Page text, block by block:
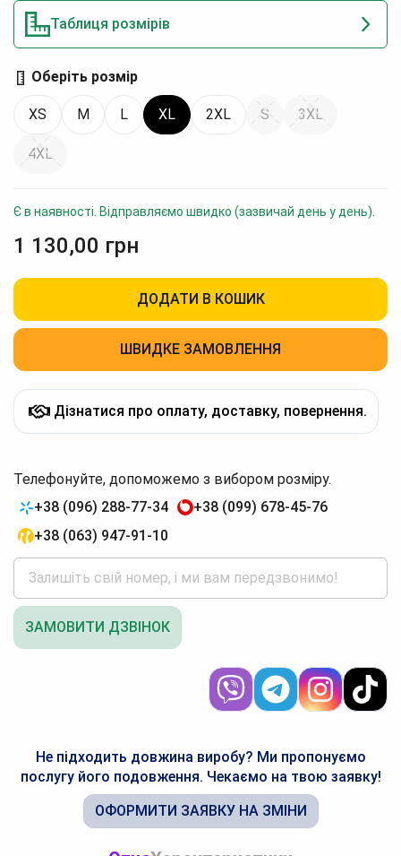
Таблиця розмірів
Оберіть розмір
XS M L XL 2XL S 3XL
4XL
Є в наявності. Відправляємо швидко (зазвичай день у день).
1 130,00 грн
ДОДАТИ В КОШИК
ШВИДКЕ ЗАМОВЛЕННЯ
Дізнатися про оплату, доставку, повернення.
Телефонуйте, допоможемо з вибором розміру.
+38 (096) 288-77-34
+38 (099) 678-45-76
+38 (063) 947-91-10
ЗАМОВИТИ ДЗВІНОК
Не підходить довжина виробу? Ми пропонуємо
послугу його подовження. Чекаємо на твою заявку!
ОФОРМИТИ ЗАЯВКУ НА ЗМІНИ